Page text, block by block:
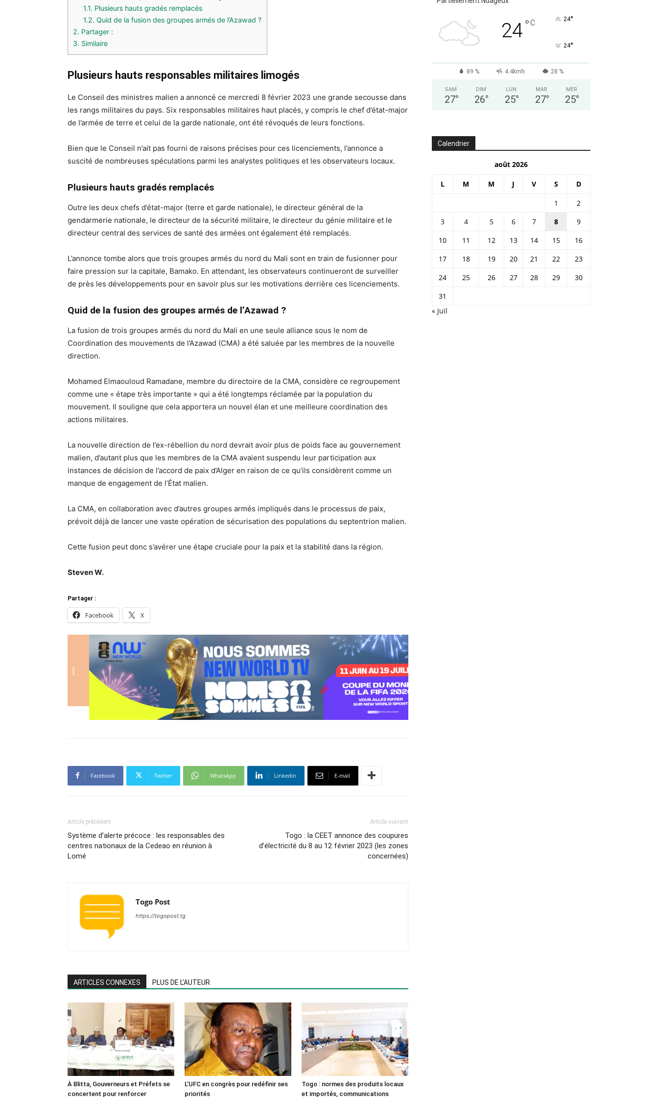
1.1. Plusieurs hauts gradés remplacés
1.2. Quid de la fusion des groupes armés de l’Azawad ?
2. Partager :
3. Similaire
Plusieurs hauts responsables militaires limogés
Le Conseil des ministres malien a annoncé ce mercredi 8 février 2023 une grande secousse dans
les rangs militaires du pays. Six responsables militaires haut placés, y compris le chef d’état-major
de l’armée de terre et celui de la garde nationale, ont été révoqués de leurs fonctions.
Bien que le Conseil n’ait pas fourni de raisons précises pour ces licenciements, l’annonce a
suscité de nombreuses spéculations parmi les analystes politiques et les observateurs locaux.
Plusieurs hauts gradés remplacés
Outre les deux chefs d’état-major (terre et garde nationale), le directeur général de la
gendarmerie nationale, le directeur de la sécurité militaire, le directeur du génie militaire et le
directeur central des services de santé des armées ont également été remplacés.
L’annonce tombe alors que trois groupes armés du nord du Mali sont en train de fusionner pour
faire pression sur la capitale, Bamako. En attendant, les observateurs continueront de surveiller
de près les développements pour en savoir plus sur les motivations derrière ces licenciements.
Quid de la fusion des groupes armés de l’Azawad ?
La fusion de trois groupes armés du nord du Mali en une seule alliance sous le nom de
Coordination des mouvements de l’Azawad (CMA) a été saluée par les membres de la nouvelle
direction.
Mohamed Elmaouloud Ramadane, membre du directoire de la CMA, considère ce regroupement
comme une « étape très importante » qui a été longtemps réclamée par la population du
mouvement. Il souligne que cela apportera un nouvel élan et une meilleure coordination des
actions militaires.
La nouvelle direction de l’ex-rébellion du nord devrait avoir plus de poids face au gouvernement
malien, d’autant plus que les membres de la CMA avaient suspendu leur participation aux
instances de décision de l’accord de paix d’Alger en raison de ce qu’ils considèrent comme un
manque de engagement de l’État malien.
La CMA, en collaboration avec d’autres groupes armés impliqués dans le processus de paix,
prévoit déjà de lancer une vaste opération de sécurisation des populations du septentrion malien.
Cette fusion peut donc s’avérer une étape cruciale pour la paix et la stabilité dans la région.
Steven W.
Partager :
Facebook X
Facebook Twitter WhatsApp Linkedin E-mail
Article précédent
Système d’alerte précoce : les responsables des
centres nationaux de la Cedeao en réunion à
Lomé
Article suivant
Togo : la CEET annonce des coupures
d’électricité du 8 au 12 février 2023 (les zones
concernées)
Togo Post
https://togopost.tg
ARTICLES CONNEXES PLUS DE L'AUTEUR
À Blitta, Gouverneurs et Préfets se
concertent pour renforcer
L’UFC en congrès pour redéfinir ses
priorités
Togo : normes des produits locaux
et importés, communications
24°C 24°
24°
89 % 4.4kmh 28 %
SAM
27°
DIM
26°
LUN
25°
MAR
27°
MER
25°
Calendrier
août 2026
L M M J V S D
1
2
3
4 5 6 7 8
9
10
11 12 13 14 15
16
17
18 19 20 21 22
23
24
25 26 27 28 29
30
31
« Juil